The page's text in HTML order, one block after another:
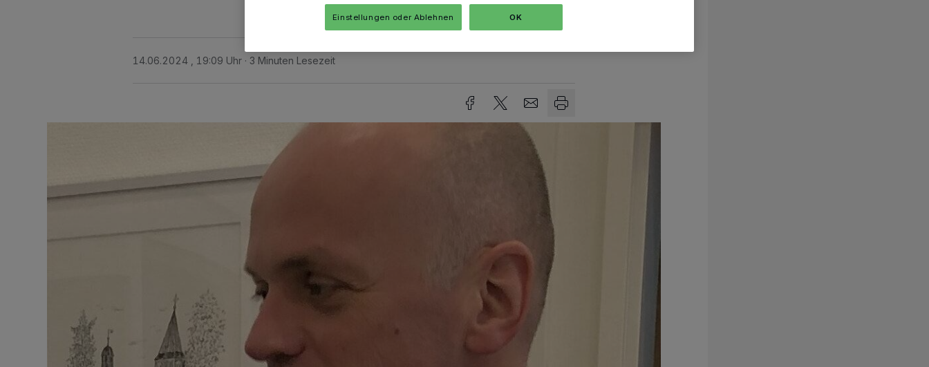
14.06.2024 , 19:09 Uhr 3 Minuten Lesezeit
Einstellungen oder Ablehnen OK